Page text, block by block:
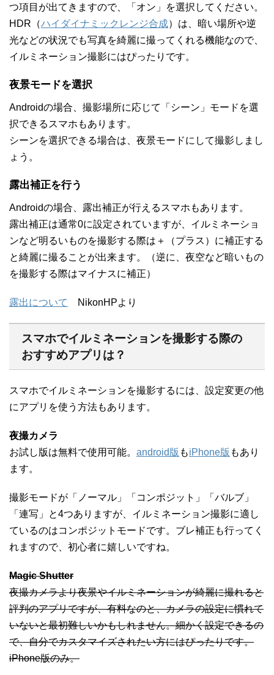
つ項目が出てきますので、「オン」を選択してください。
HDR（ハイダイナミックレンジ合成）は、暗い場所や逆
光などの状況でも写真を綺麗に撮ってくれる機能なので、
イルミネーション撮影にはぴったりです。
夜景モードを選択
Androidの場合、撮影場所に応じて「シーン」モードを選
択できるスマホもあります。
シーンを選択できる場合は、夜景モードにして撮影しまし
ょう。
露出補正を行う
Androidの場合、露出補正が行えるスマホもあります。
露出補正は通常0に設定されていますが、イルミネーショ
ンなど明るいものを撮影する際は＋（プラス）に補正する
と綺麗に撮ることが出来ます。（逆に、夜空など暗いもの
を撮影する際はマイナスに補正）
露出について NikonHPより
スマホでイルミネーションを撮影する際の
おすすめアプリは？
スマホでイルミネーションを撮影するには、設定変更の他
にアプリを使う方法もあります。
夜撮カメラ
お試し版は無料で使用可能。 android版 もiPhone版 もあり
ます。
撮影モードが「ノーマル」「コンポジット」「バルブ」
「連写」と4つありますが、イルミネーション撮影に適し
ているのはコンポジットモードです。ブレ補正も行ってく
れますので、初心者に嬉しいですね。
Magic Shutter
夜撮カメラより夜景やイルミネーションが綺麗に撮れると
評判のアプリですが、有料なのと、カメラの設定に慣れて
いないと最初難しいかもしれません。細かく設定できるの
で、自分でカスタマイズされたい方にはぴったりです。
iPhone版のみ。